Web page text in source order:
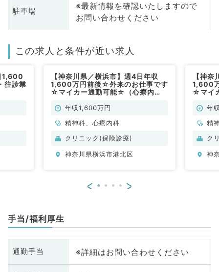
駐車場
※最新情報を確認いたしますので
お問い合わせください
この求人と条件が近い求人
1,600
往診業
【神奈川県／横浜市】週4日年収
1,600万円前後☆外来のお仕事です
☆マイカー通勤可能☆（心療内
年収1,600万円
精神科、心療内科
クリニック(保険診療)
神奈川県横浜市港北区
【神
1,600
☆マイ
年
精
ク
神
< >
手当/福利厚生
通勤手当 ※詳細はお問い合わせください